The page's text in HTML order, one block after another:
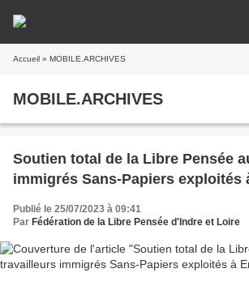
Accueil » MOBILE.ARCHIVES
MOBILE.ARCHIVES
Soutien total de la Libre Pensée
immigrés Sans-Papiers exploités
Publié le 25/07/2023 à 09:41
Par Fédération de la Libre Pensée d'Indre et Loire